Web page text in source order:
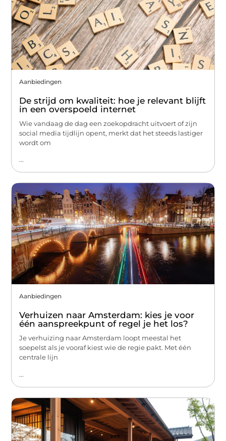
Aanbiedingen
De strijd om kwaliteit: hoe je relevant blijft
in een overspoeld internet
Wie vandaag de dag een zoekopdracht uitvoert of zijn
social media tijdlijn opent, merkt dat het steeds lastiger
wordt om
...
Aanbiedingen
Verhuizen naar Amsterdam: kies je voor
één aanspreekpunt of regel je het los?
Je verhuizing naar Amsterdam loopt meestal het
soepelst als je vooraf kiest wie de regie pakt. Met één
centrale lijn
...